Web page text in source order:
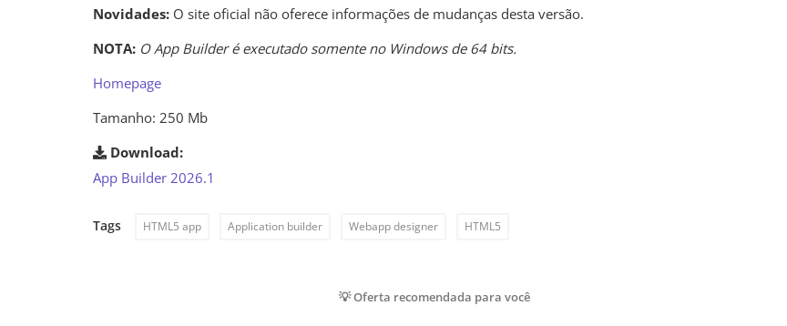
Novidades: O site oficial não oferece informações de mudanças desta versão.
NOTA: O App Builder é executado somente no Windows de 64 bits.
Homepage
Tamanho: 250 Mb
Download:
App Builder 2026.1
Tags HTML5 app Application builder Webapp designer HTML5
💡 Oferta recomendada para você